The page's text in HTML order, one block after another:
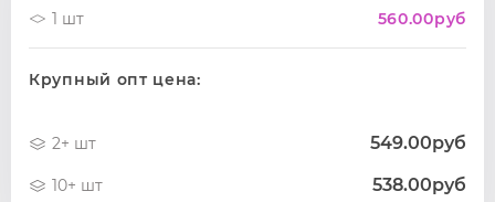
1 шт 560.00руб
Крупный опт цена:
2+ шт 549.00руб
10+ шт 538.00руб